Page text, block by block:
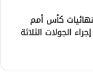
كأس أمم